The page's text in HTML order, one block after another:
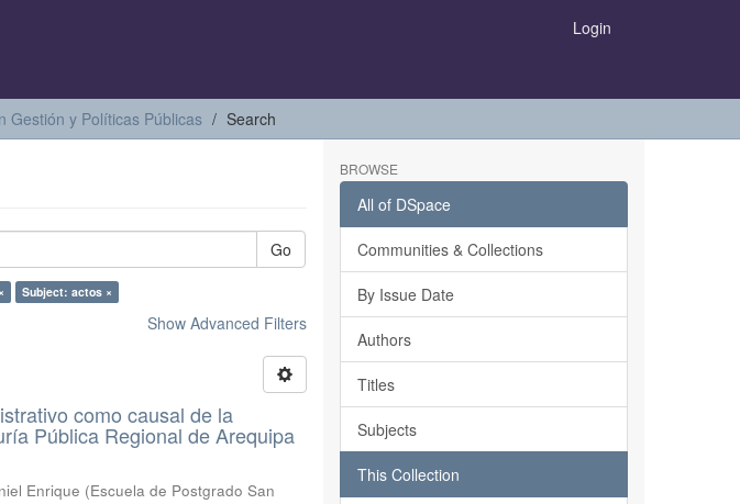
Login
Gestión y Políticas Públicas Search
Go
Subject: actos ×
Show Advanced Filters
como causal de la
Pública Regional de Arequipa
Enrique (Escuela de Postgrado San
BROWSE
All of DSpace
Communities & Collections
By Issue Date
Authors
Titles
Subjects
This Collection